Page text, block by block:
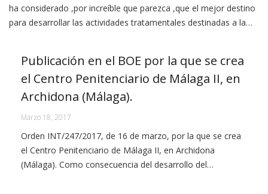
ha considerado ,por increíble que parezca ,que el mejor destino
para desarrollar las actividades tratamentales destinadas a la…
Publicación en el BOE por la que se crea
el Centro Penitenciario de Málaga II, en
Archidona (Málaga).
Marzo 18, 2017
Orden INT/247/2017, de 16 de marzo, por la que se crea
el Centro Penitenciario de Málaga II, en Archidona
(Málaga). Como consecuencia del desarrollo del…